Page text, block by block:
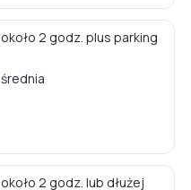
około 2 godz. plus parking
średnia
około 2 godz. lub dłużej